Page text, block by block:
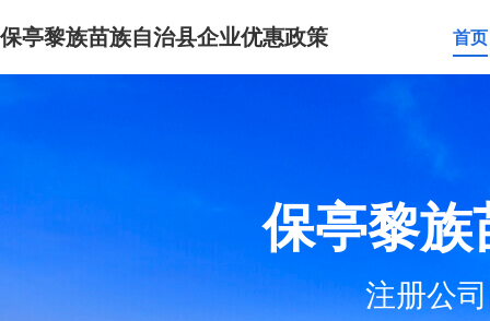
保亭黎族苗族自治县企业优惠政策 首页
保亭黎
注册公